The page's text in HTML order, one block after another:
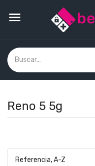

Reno 5 5g
Referencia, A-Z